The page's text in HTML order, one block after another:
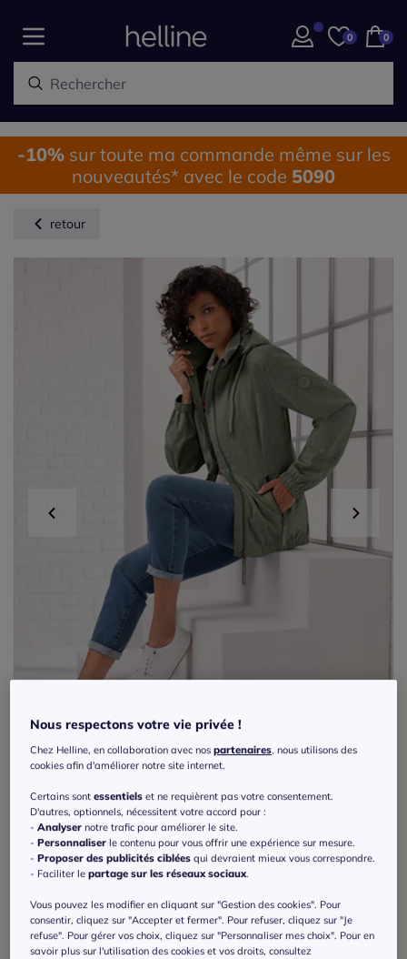
0 0
-10%sur toute ma commande même sur les
nouveautés* avec le code 5090
retour
Veste légère en viscose avec capuche et
poches sécurisées
Réf : 430.625.005
Couleur :kaki chiné
Nous respectons votre vie privée !
Chez Helline, en collaboration avec nospartenaires, nous utilisons des
cookies afin d'améliorer notre site internet.
Certains sontessentiels et ne requièrent pas votre consentement.
D'autres, optionnels, nécessitent votre accord pour :
-Analyser notre trafic pour améliorer le site.
-Personnaliser le contenu pour vous offrir une expérience sur mesure.
-Proposer des publicités ciblées qui devraient mieux vous correspondre.
- Faciliter lepartage sur les réseaux sociaux.
Vous pouvez les modifier en cliquant sur "Gestion des cookies". Pour
consentir, cliquez sur "Accepter et fermer". Pour refuser, cliquez sur "Je
refuse". Pour gérer vos choix, cliquez sur "Personnaliser mes choix". Pour en
savoir plus sur l'utilisation des cookies et vos droits, consultez